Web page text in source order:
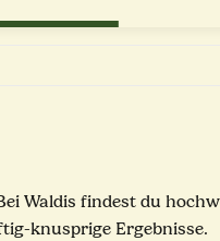
Waldis findest du
knusprige Ergebnisse.